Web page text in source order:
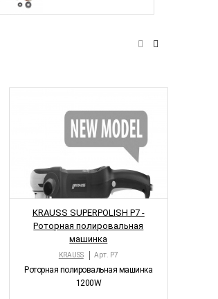
KRAUSS SUPERPOLISH P7 -
Роторная полировальная
машинка
Арт. P7
KRAUSS
Роторная полировальная машинка
1200W